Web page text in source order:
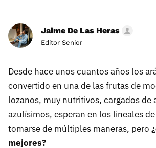
Jaime De Las Heras
Editor Senior
Desde hace unos cuantos años los
convertido en una de las frutas de
lozanos, muy nutritivos, cargados de
azulísimos, esperan en los lineales
tomarse de múltiples maneras, pero
mejores?